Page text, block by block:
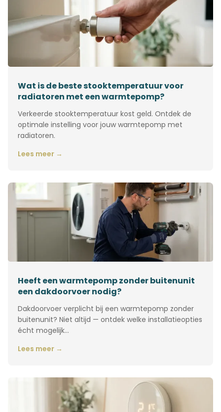
Wat is de beste stooktemperatuur voor
radiatoren met een warmtepomp?
Verkeerde stooktemperatuur kost geld. Ontdek de
optimale instelling voor jouw warmtepomp met
radiatoren.
Lees meer →
Heeft een warmtepomp zonder buitenunit
een dakdoorvoer nodig?
Dakdoorvoer verplicht bij een warmtepomp zonder
buitenunit? Niet altijd — ontdek welke installatieopties
écht mogelijk…
Lees meer →